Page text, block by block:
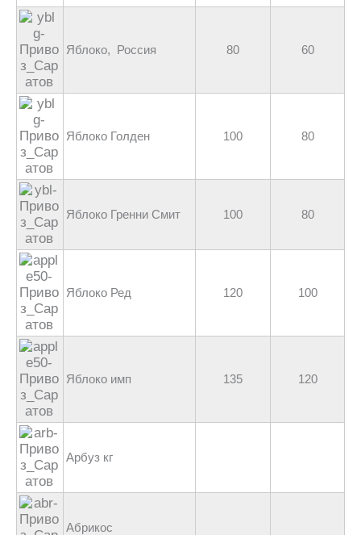
Яблоко, Россия 80 60
Яблоко Голден 100 80
Яблоко Гренни Смит 100 80
Яблоко Ред 120 100
Яблоко имп 135 120
Арбуз кг
Абрикос